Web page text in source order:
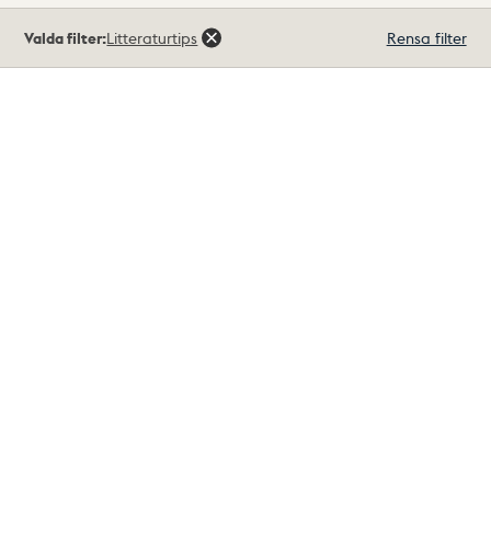
träffar
Valda filter:Litteraturtips Rensa filter